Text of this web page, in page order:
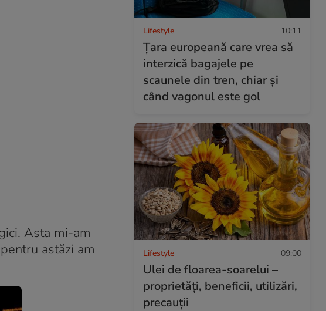
Asta mi-am
astăzi am
Lifestyle 10:11
Țara europeană care vrea să
interzică bagajele pe
scaunele din tren, chiar și
când vagonul este gol
Lifestyle 09:00
Ulei de floarea-soarelui –
proprietăţi, beneficii, utilizări,
precauţii